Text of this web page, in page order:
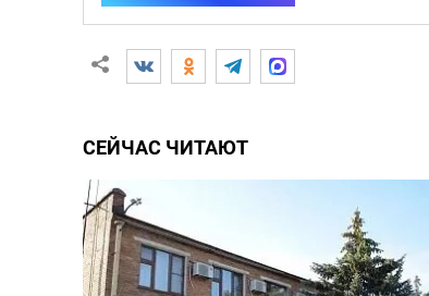
СЕЙЧАС ЧИТАЮТ